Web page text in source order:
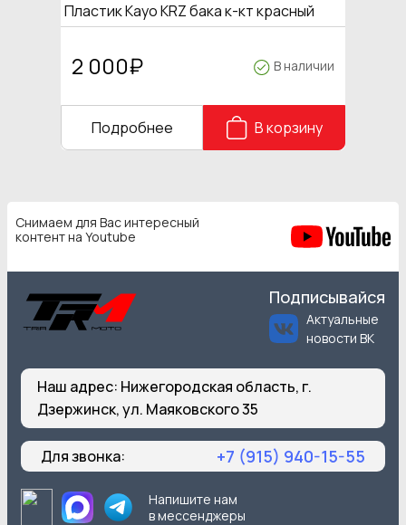
Пластик Kayo KRZ бака к-кт красный
2 000₽ В наличии
Подробнее В корзину
Снимаем для Вас интересный
контент на Youtube
Подписывайся
Актуальные
новости ВК
Наш адрес: Нижегородская область, г.
Дзержинск, ул. Маяковского 35
Для звонка: +7 (915) 940-15-55
Напишите нам
в мессенджеры